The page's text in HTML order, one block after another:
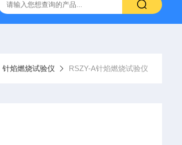
环测试仪 GCDLSM-800端子电流循环寿命试
针焰燃烧试验仪 RSZY-A针焰燃烧试验仪